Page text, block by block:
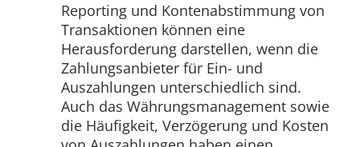
Reporting und Kontenabstimmung von
Transaktionen können eine
Herausforderung darstellen, wenn die
Zahlungsanbieter für Ein- und
Auszahlungen unterschiedlich sind.
Auch das Währungsmanagement sowie
die Häufigkeit, Verzögerung und Kosten